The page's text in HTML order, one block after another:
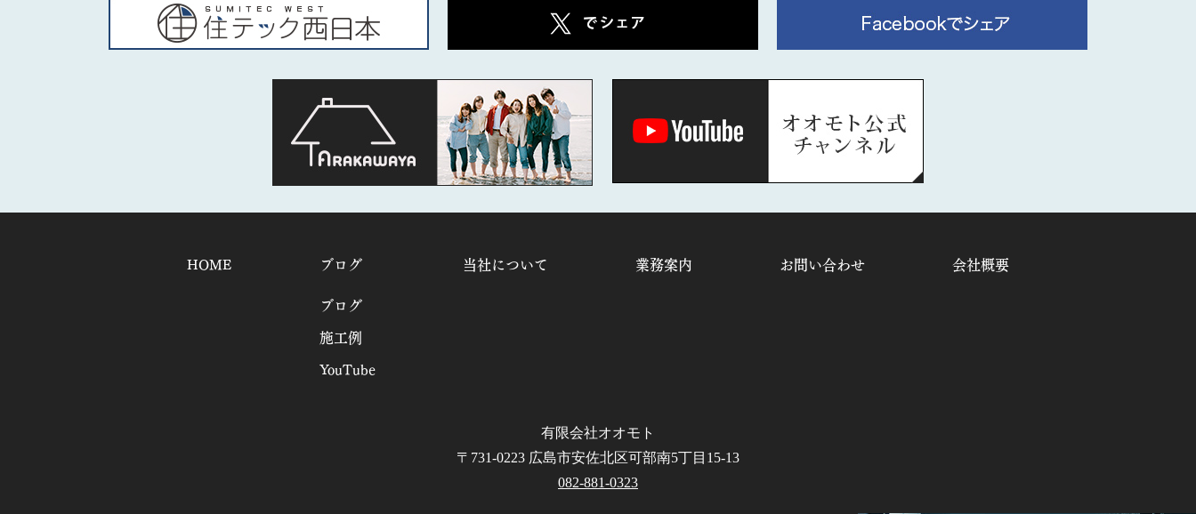
HOME
ブログ
ブログ
施工例
YouTube
当社について 業務案内 お問い合わせ 会社概要
有限会社オオモト
〒731-0223 広島市安佐北区可部南5丁目15-13
082-881-0323